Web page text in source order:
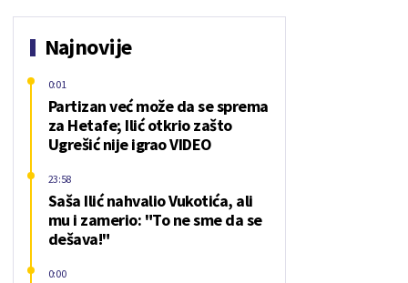
Najnovije
Partizan već može da se sprema
za Hetafe; Ilić otkrio zašto
Ugrešić nije igrao VIDEO
0:01
Saša Ilić nahvalio Vukotića, ali
mu i zamerio: "To ne sme da se
dešava!"
23:58
0:00